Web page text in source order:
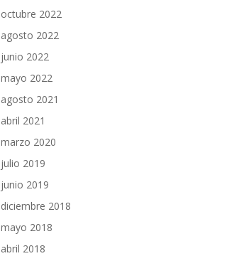
octubre 2022
agosto 2022
junio 2022
mayo 2022
agosto 2021
abril 2021
marzo 2020
julio 2019
junio 2019
diciembre 2018
mayo 2018
abril 2018